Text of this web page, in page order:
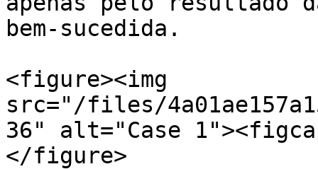
bem-sucedida.
<figure><img
src="/files/
36" alt="Case
</figure>